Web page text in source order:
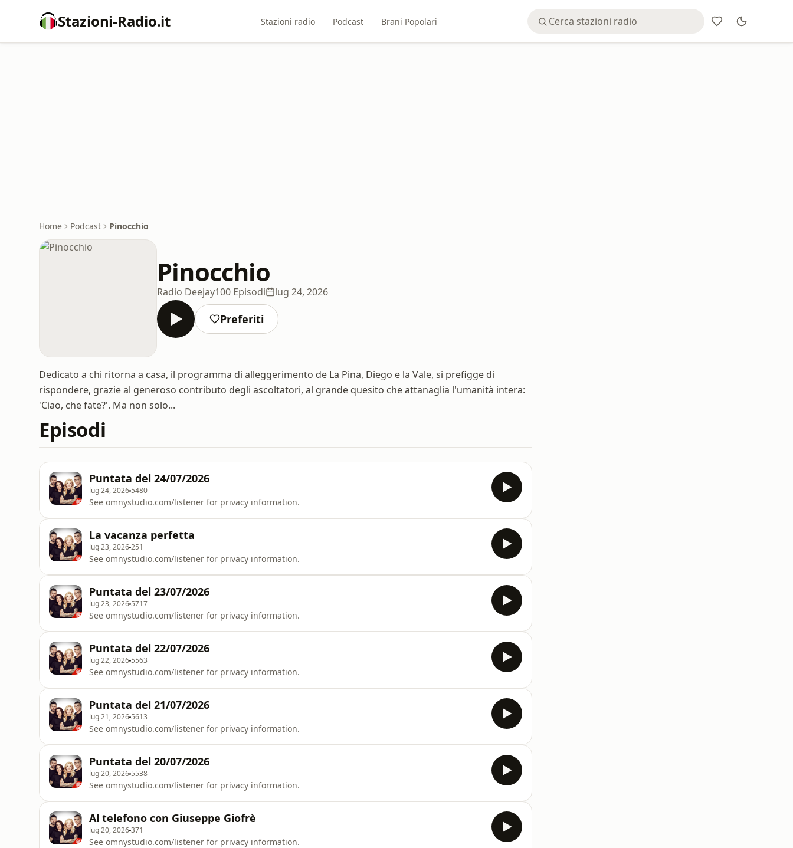
Stazioni-Radio.it Stazioni radio Podcast Brani Popolari
Home Podcast Pinocchio
Pinocchio
Radio Deejay100 Episodi lug 24, 2026
Preferiti
Dedicato a chi ritorna a casa, il programma di alleggerimento de La Pina, Diego e la Vale, si prefigge di
rispondere, grazie al generoso contributo degli ascoltatori, al grande quesito che attanaglia l'umanità intera:
'Ciao, che fate?'. Ma non solo...
Episodi
Puntata del 24/07/2026
lug 24, 2026 5480
See omnystudio.com/listener for privacy information.
La vacanza perfetta
lug 23, 2026251
See omnystudio.com/listener for privacy information.
Puntata del 23/07/2026
lug 23, 2026 5717
See omnystudio.com/listener for privacy information.
Puntata del 22/07/2026
lug 22, 2026 5563
See omnystudio.com/listener for privacy information.
Puntata del 21/07/2026
lug 21, 2026 5613
See omnystudio.com/listener for privacy information.
Puntata del 20/07/2026
lug 20, 2026 5538
See omnystudio.com/listener for privacy information.
Al telefono con Giuseppe Giofrè
lug 20, 2026371
See omnystudio.com/listener for privacy information.